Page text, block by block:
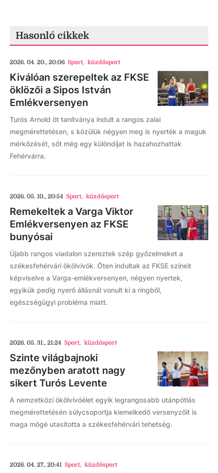
Hasonló cikkek
2026. 04. 20., 20:06 Sport, küzdősport
Kiválóan szerepeltek az FKSE
öklözői a Sipos István
Emlékversenyen
Turós Arnold öt tanítványa indult a rangos zalai
megmérettetésen, s közülük négyen meg is nyerték a maguk
mérkőzését, sőt még egy különdíjat is hazahozhattak
Fehérvárra.
2026. 05. 10., 20:54 Sport, küzdősport
Remekeltek a Varga Viktor
Emlékversenyen az FKSE
bunyósai
Újabb rangos viadalon szereztek szép győzelmeket a
székesfehérvári ökölvívók. Öten indultak az FKSE színeit
képviselve a Varga-emlékversenyen, négyen nyertek,
egyikük pedig nyerő állásnál vonult ki a ringből,
egészségügyi probléma miatt.
2026. 05. 31., 21:24 Sport, küzdősport
Szinte világbajnoki
mezőnyben aratott nagy
sikert Turós Levente
A nemzetközi ökölvívóélet egyik legrangosabb utánpótlás
megmérettetésén súlycsoportja kiemelkedő versenyzőit is
maga mögé utasította a székesfehérvári tehetség.
2026. 04. 27., 20:41 Sport, küzdősport